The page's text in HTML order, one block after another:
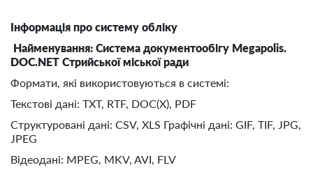
Інформація про систему обліку
Найменування: Система документообігу Megapolis.
DOC.NET Стрийської міської ради
Формати, які використовуються в системі:
Текстові дані: TXT, RTF, DOC(Х), PDF
Структуровані дані: CSV, XLS Графічні дані: GIF, TIF, JPG,
JPEG
Відеодані: MPEG, MKV, AVI, FLV